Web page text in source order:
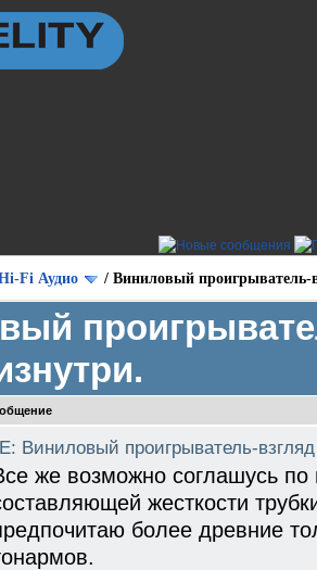
Fi Аудио / Виниловый проигрыватель-
Виниловый проигрыватель-
же возможно соглашусь
жесткости
более древние